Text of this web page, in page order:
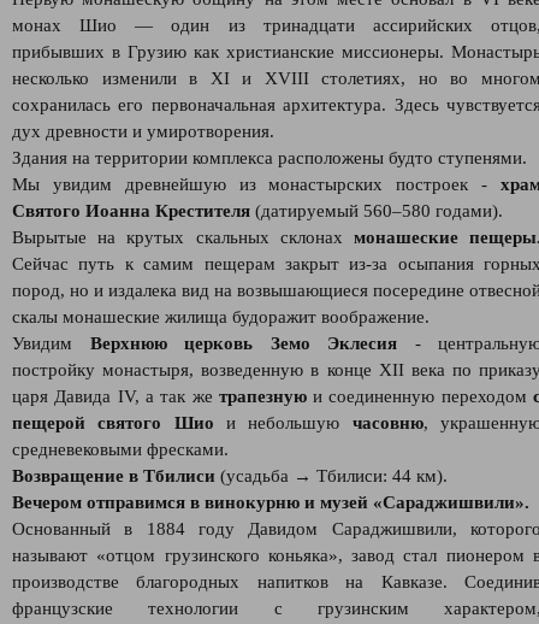
монах Шио — один из тринадцати ассирийских
прибывших в Грузию как христианские миссионеры.
несколько изменили в XI и XVIII столетиях, но во
сохранилась его первоначальная архитектура. Здесь
дух древности и умиротворения.
Здания на территории комплекса расположены будто ступенями.
Мы увидим древнейшую из монастырских построек -
Святого Иоанна Крестителя (датируемый 560–580 годами).
Вырытые на крутых скальных склонах монашеские
Сейчас путь к самим пещерам закрыт из-за осыпания
пород, но и издалека вид на возвышающиеся посередине
скалы монашеские жилища будоражит воображение.
Увидим Верхнюю церковь Земо Эклесия -
постройку монастыря, возведенную в конце XII века по
царя Давида IV, а так же трапезнуюи соединенную переходом
пещерой святого Шио и небольшую часовню,
средневековыми фресками.
Возвращение в Тбилиси (усадьба → Тбилиси: 44 км).
Вечером отправимся в винокурню и музей «Сараджишвили».
Основанный в 1884 году Давидом Сараджишвили,
называют «отцом грузинского коньяка», завод стал пионером
производстве благородных напитков на Кавказе.
французские технологии с грузинским